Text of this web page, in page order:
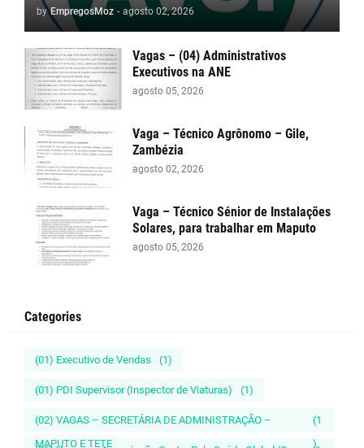
by EmpregosMoz - agosto 02, 2026
Vagas – (04) Administrativos
Executivos na ANE
agosto 05, 2026
Vaga – Técnico Agrônomo – Gile,
Zambézia
agosto 02, 2026
Vaga – Técnico Sénior de Instalações
Solares, para trabalhar em Maputo
agosto 05, 2026
Categories
(01) Executivo de Vendas (1)
(01) PDI Supervisor (Inspector de Viaturas) (1)
(02) VAGAS – SECRETÁRIA DE ADMINISTRAÇÃO –
MAPUTO E TETE
(1
)